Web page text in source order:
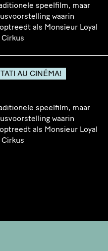
speelfilm, maar
waarin
als Monsieur Loyal
TATI AU CINÉMA!
speelfilm, maar
waarin
als Monsieur Loyal